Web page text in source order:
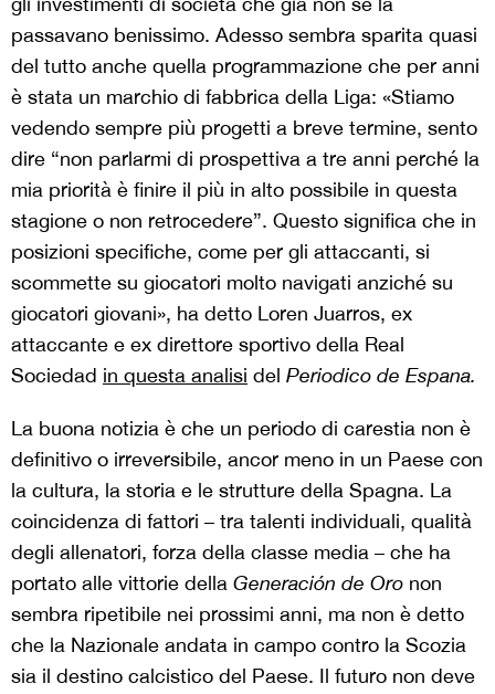
passavano benissimo. Adesso sembra sparita quasi
del tutto anche quella programmazione che per anni
è stata un marchio di fabbrica della Liga: «Stiamo
vedendo sempre più progetti a breve termine, sento
dire “non parlarmi di prospettiva a tre anni perché la
mia priorità è finire il più in alto possibile in questa
stagione o non retrocedere”. Questo significa che in
posizioni specifiche, come per gli attaccanti, si
scommette su giocatori molto navigati anziché su
giocatori giovani», ha detto Loren Juarros, ex
attaccante e ex direttore sportivo della Real
Sociedad in questa analisi del Periodico de Espana.
La buona notizia è che un periodo di carestia non è
definitivo o irreversibile, ancor meno in un Paese con
la cultura, la storia e le strutture della Spagna. La
coincidenza di fattori – tra talenti individuali, qualità
degli allenatori, forza della classe media – che ha
portato alle vittorie della Generación de Oro non
sembra ripetibile nei prossimi anni, ma non è detto
che la Nazionale andata in campo contro la Scozia
sia il destino calcistico del Paese. Il futuro non deve